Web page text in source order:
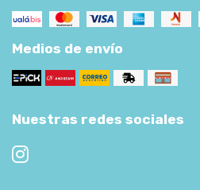
Medios de envío
Nuestras redes sociales